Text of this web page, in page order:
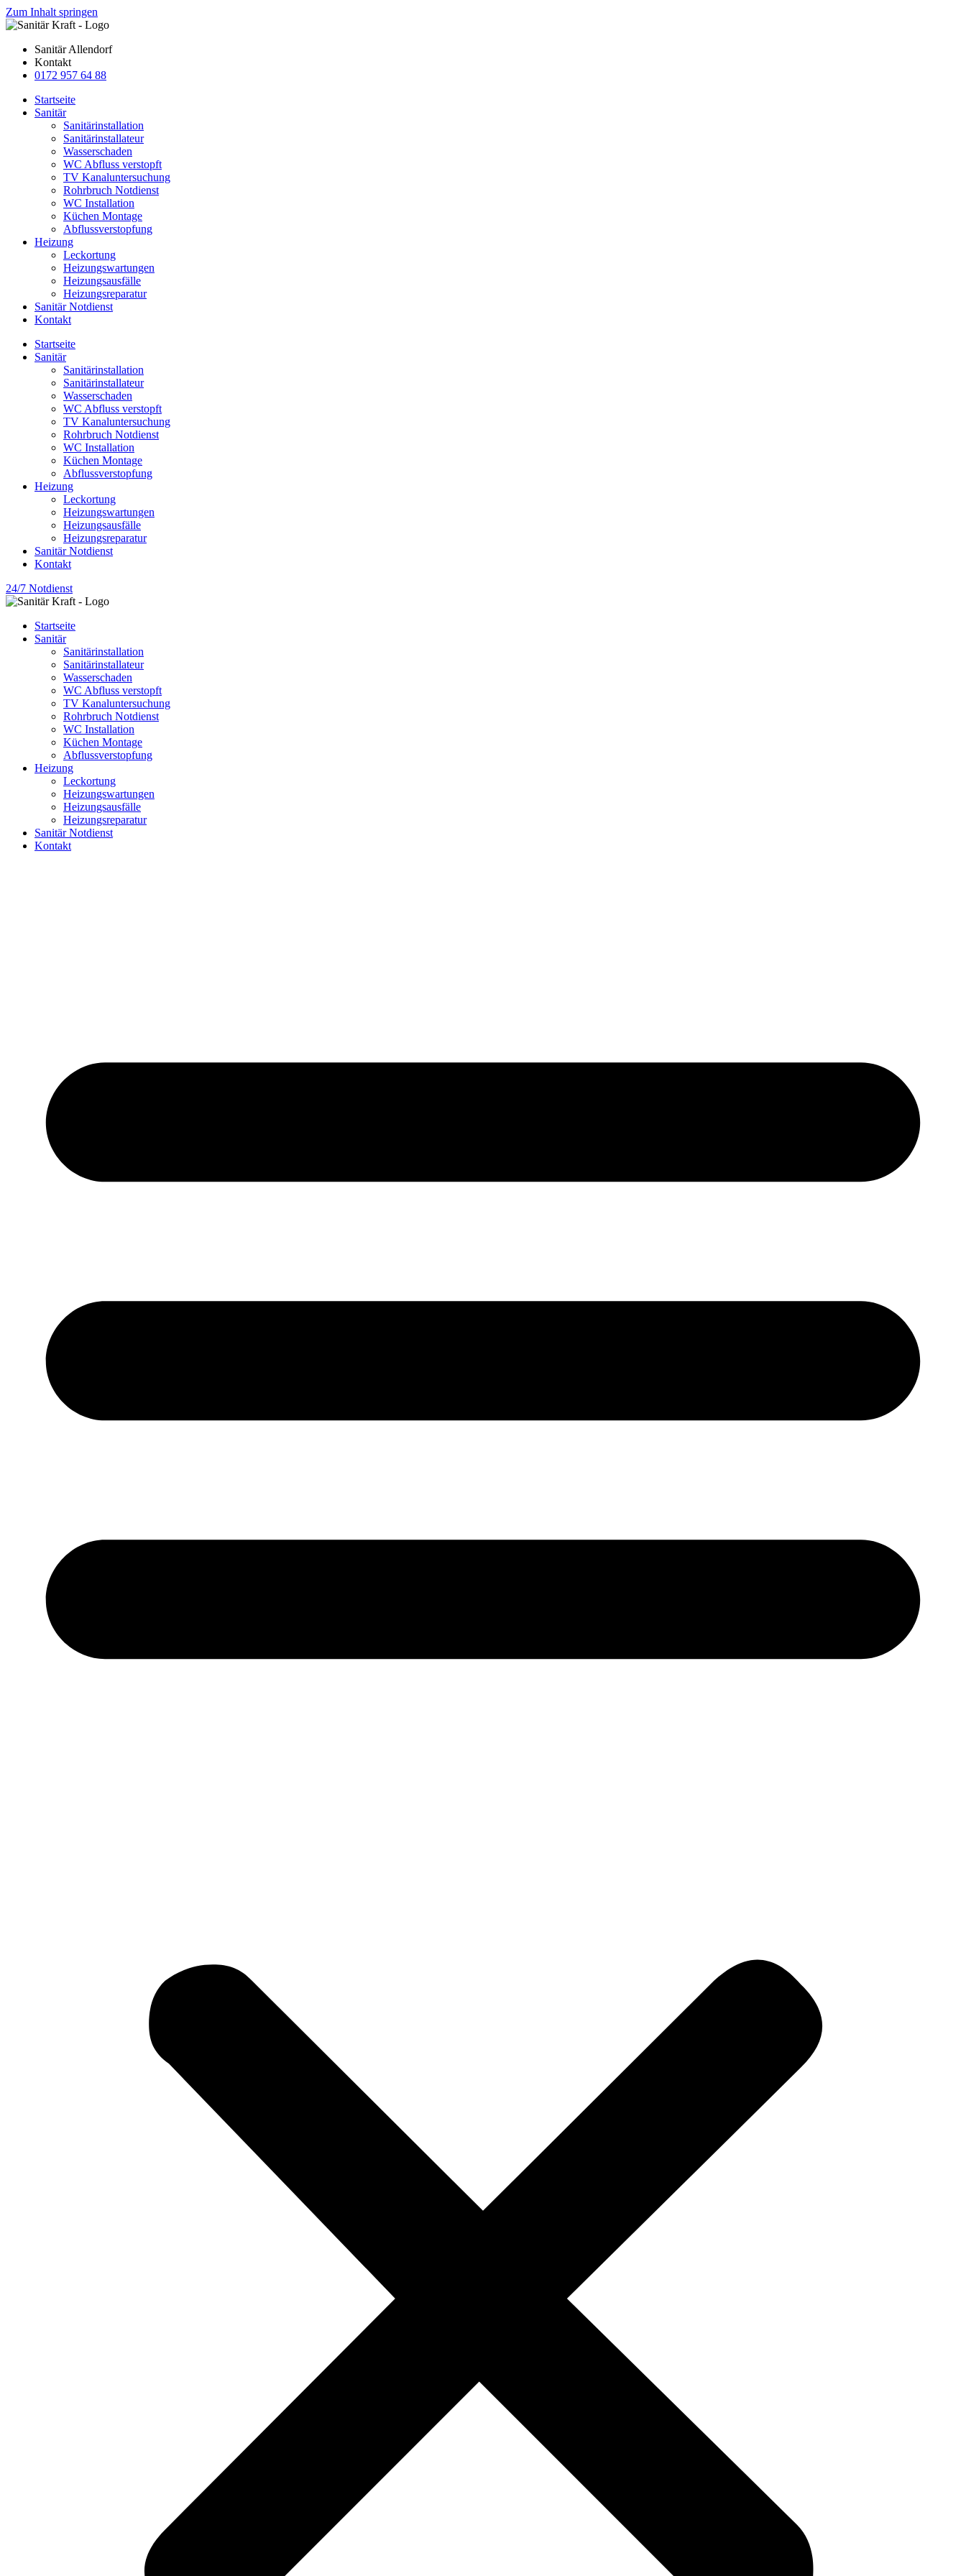
Zum Inhalt springen
Sanitär Allendorf
Kontakt
0172 957 64 88
Startseite
Sanitär
Sanitärinstallation
Sanitärinstallateur
Wasserschaden
WC Abfluss verstopft
TV Kanaluntersuchung
Rohrbruch Notdienst
WC Installation
Küchen Montage
Abflussverstopfung
Heizung
Leckortung
Heizungswartungen
Heizungsausfälle
Heizungsreparatur
Sanitär Notdienst
Kontakt
Startseite
Sanitär
Sanitärinstallation
Sanitärinstallateur
Wasserschaden
WC Abfluss verstopft
TV Kanaluntersuchung
Rohrbruch Notdienst
WC Installation
Küchen Montage
Abflussverstopfung
Heizung
Leckortung
Heizungswartungen
Heizungsausfälle
Heizungsreparatur
Sanitär Notdienst
Kontakt
24/7 Notdienst
Startseite
Sanitär
Sanitärinstallation
Sanitärinstallateur
Wasserschaden
WC Abfluss verstopft
TV Kanaluntersuchung
Rohrbruch Notdienst
WC Installation
Küchen Montage
Abflussverstopfung
Heizung
Leckortung
Heizungswartungen
Heizungsausfälle
Heizungsreparatur
Sanitär Notdienst
Kontakt